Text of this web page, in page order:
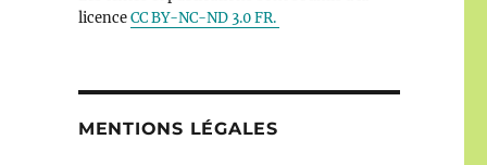
licenceCC BY-NC-ND 3.0 FR.
MENTIONS LÉGALES